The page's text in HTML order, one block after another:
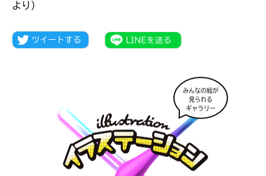
大人気
シリーズに
出会える
より）
みんなの絵が
見られる
ギャラリー